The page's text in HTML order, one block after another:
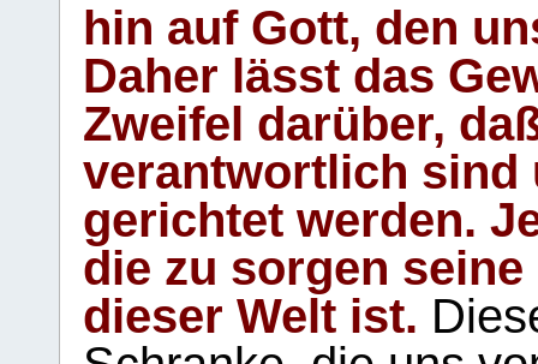
hin auf Gott, den
Daher lässt das
Zweifel darüber,
verantwortlich sind
gerichtet werden.
die zu sorgen
dieser Welt ist.